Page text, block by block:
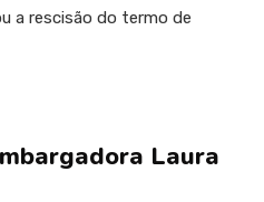
a rescisão do termo de
Laura